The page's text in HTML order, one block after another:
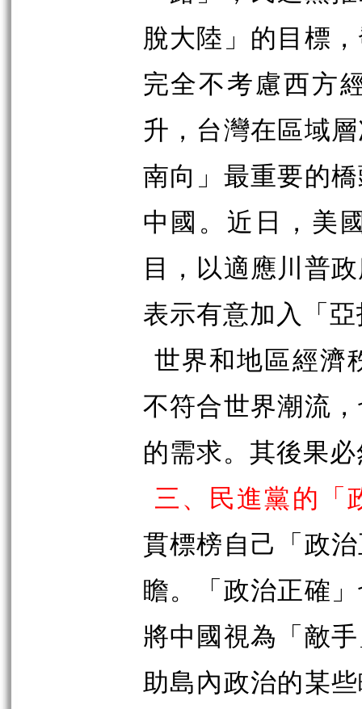
脫大陸」的目標
完全不考慮西方
升，台灣在區域
南向」最重要的
中國。近日，美
目，以適應川普
表示有意加入「
世界和地區經濟
不符合世界潮流
的需求。其後果
三、民進黨的「
貫標榜自己「政
瞻。「政治正確
將中國視為「敵
助島內政治的某